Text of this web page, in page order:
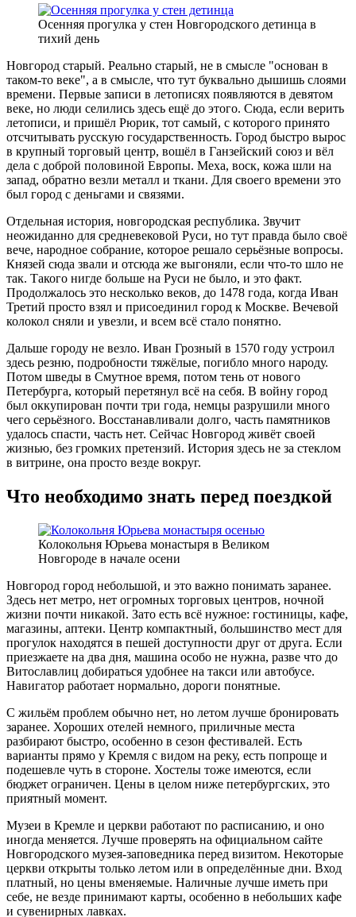
Осенняя прогулка у стен Новгородского детинца в
тихий день
Новгород старый. Реально старый, не в смысле "основан в
таком-то веке", а в смысле, что тут буквально дышишь слоями
времени. Первые записи в летописях появляются в девятом
веке, но люди селились здесь ещё до этого. Сюда, если верить
летописи, и пришёл Рюрик, тот самый, с которого принято
отсчитывать русскую государственность. Город быстро вырос
в крупный торговый центр, вошёл в Ганзейский союз и вёл
дела с доброй половиной Европы. Меха, воск, кожа шли на
запад, обратно везли металл и ткани. Для своего времени это
был город с деньгами и связями.
Отдельная история, новгородская республика. Звучит
неожиданно для средневековой Руси, но тут правда было своё
вече, народное собрание, которое решало серьёзные вопросы.
Князей сюда звали и отсюда же выгоняли, если что-то шло не
так. Такого нигде больше на Руси не было, и это факт.
Продолжалось это несколько веков, до 1478 года, когда Иван
Третий просто взял и присоединил город к Москве. Вечевой
колокол сняли и увезли, и всем всё стало понятно.
Дальше городу не везло. Иван Грозный в 1570 году устроил
здесь резню, подробности тяжёлые, погибло много народу.
Потом шведы в Смутное время, потом тень от нового
Петербурга, который перетянул всё на себя. В войну город
был оккупирован почти три года, немцы разрушили много
чего серьёзного. Восстанавливали долго, часть памятников
удалось спасти, часть нет. Сейчас Новгород живёт своей
жизнью, без громких претензий. История здесь не за стеклом
в витрине, она просто везде вокруг.
Что необходимо знать перед поездкой
Колокольня Юрьева монастыря в Великом
Новгороде в начале осени
Новгород город небольшой, и это важно понимать заранее.
Здесь нет метро, нет огромных торговых центров, ночной
жизни почти никакой. Зато есть всё нужное: гостиницы, кафе,
магазины, аптеки. Центр компактный, большинство мест для
прогулок находятся в пешей доступности друг от друга. Если
приезжаете на два дня, машина особо не нужна, разве что до
Витославлиц добираться удобнее на такси или автобусе.
Навигатор работает нормально, дороги понятные.
С жильём проблем обычно нет, но летом лучше бронировать
заранее. Хороших отелей немного, приличные места
разбирают быстро, особенно в сезон фестивалей. Есть
варианты прямо у Кремля с видом на реку, есть попроще и
подешевле чуть в стороне. Хостелы тоже имеются, если
бюджет ограничен. Цены в целом ниже петербургских, это
приятный момент.
Музеи в Кремле и церкви работают по расписанию, и оно
иногда меняется. Лучше проверять на официальном сайте
Новгородского музея-заповедника перед визитом. Некоторые
церкви открыты только летом или в определённые дни. Вход
платный, но цены вменяемые. Наличные лучше иметь при
себе, не везде принимают карты, особенно в небольших кафе
и сувенирных лавках.